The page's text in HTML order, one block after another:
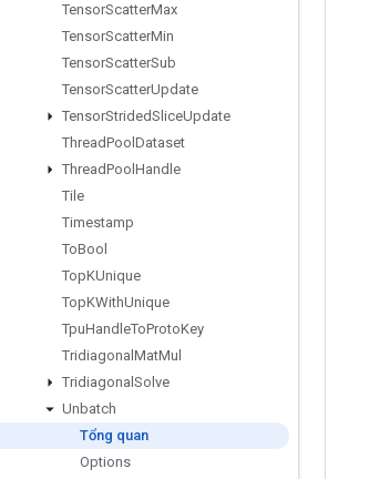
TensorScatterMax
TensorScatterMin
TensorScatterSub
TensorScatterUpdate
TensorStridedSliceUpdate
ThreadPool Dataset
ThreadPool Handle
Tile
Timestamp
ToBool
TopKUnique
TopKWithUnique
TpuHandleToProtoKey
Tridiagonal MatMul
Tridiagonal Solve
Unbatch
Tổng quan
Options